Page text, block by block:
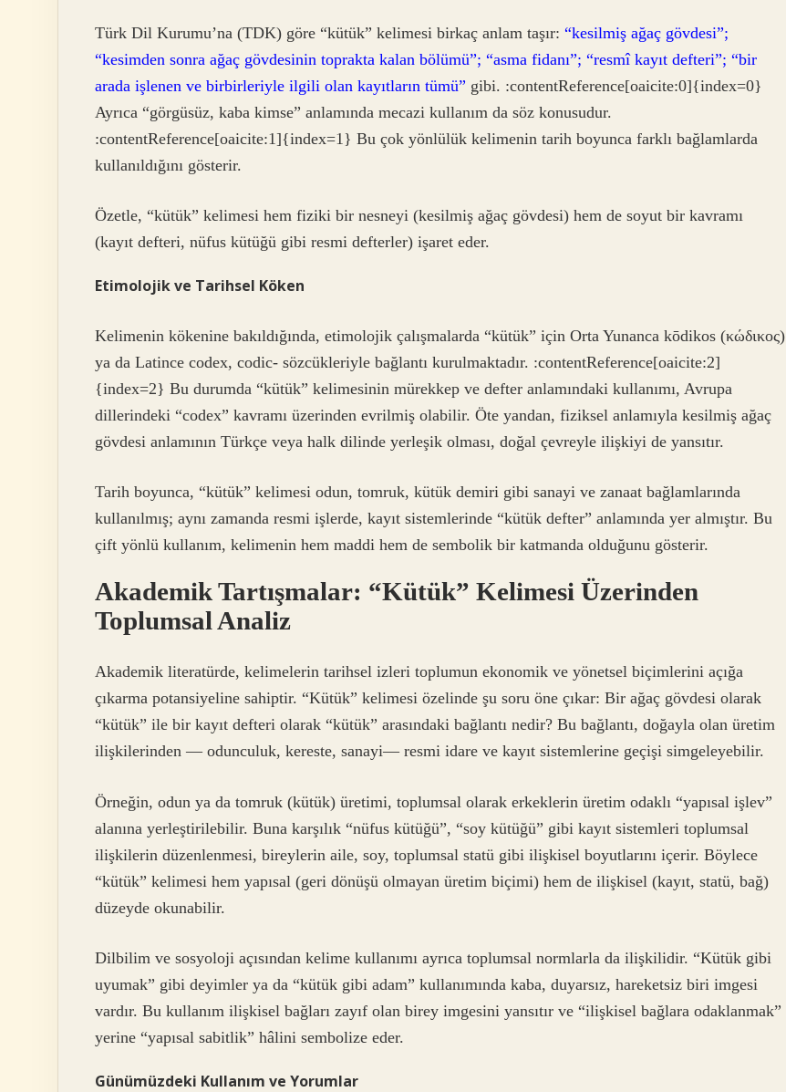
Türk Dil Kurumu’na (TDK) göre “kütük” kelimesi birkaç anlam taşır: “kesilmiş ağaç gövdesi”;
“kesimden sonra ağaç gövdesinin toprakta kalan bölümü”; “asma fidanı”; “resmî kayıt defteri”; “bir
arada işlenen ve birbirleriyle ilgili olan kayıtların tümü” gibi. :contentReference[oaicite:0]{index=0}
Ayrıca “görgüsüz, kaba kimse” anlamında mecazi kullanım da söz konusudur.
:contentReference[oaicite:1]{index=1} Bu çok yönlülük kelimenin tarih boyunca farklı bağlamlarda
kullanıldığını gösterir.
Özetle, “kütük” kelimesi hem fiziki bir nesneyi (kesilmiş ağaç gövdesi) hem de soyut bir kavramı
(kayıt defteri, nüfus kütüğü gibi resmi defterler) işaret eder.
Etimolojik ve Tarihsel Köken
Kelimenin kökenine bakıldığında, etimolojik çalışmalarda “kütük” için Orta Yunanca kōdikos (κώδικος)
ya da Latince codex, codic- sözcükleriyle bağlantı kurulmaktadır. :contentReference[oaicite:2]
{index=2} Bu durumda “kütük” kelimesinin mürekkep ve defter anlamındaki kullanımı, Avrupa
dillerindeki “codex” kavramı üzerinden evrilmiş olabilir. Öte yandan, fiziksel anlamıyla kesilmiş ağaç
gövdesi anlamının Türkçe veya halk dilinde yerleşik olması, doğal çevreyle ilişkiyi de yansıtır.
Tarih boyunca, “kütük” kelimesi odun, tomruk, kütük demiri gibi sanayi ve zanaat bağlamlarında
kullanılmış; aynı zamanda resmi işlerde, kayıt sistemlerinde “kütük defter” anlamında yer almıştır. Bu
çift yönlü kullanım, kelimenin hem maddi hem de sembolik bir katmanda olduğunu gösterir.
Akademik Tartışmalar: “Kütük” Kelimesi Üzerinden
Toplumsal Analiz
Akademik literatürde, kelimelerin tarihsel izleri toplumun ekonomik ve yönetsel biçimlerini açığa
çıkarma potansiyeline sahiptir. “Kütük” kelimesi özelinde şu soru öne çıkar: Bir ağaç gövdesi olarak
“kütük” ile bir kayıt defteri olarak “kütük” arasındaki bağlantı nedir? Bu bağlantı, doğayla olan üretim
ilişkilerinden — odunculuk, kereste, sanayi— resmi idare ve kayıt sistemlerine geçişi simgeleyebilir.
Örneğin, odun ya da tomruk (kütük) üretimi, toplumsal olarak erkeklerin üretim odaklı “yapısal işlev”
alanına yerleştirilebilir. Buna karşılık “nüfus kütüğü”, “soy kütüğü” gibi kayıt sistemleri toplumsal
ilişkilerin düzenlenmesi, bireylerin aile, soy, toplumsal statü gibi ilişkisel boyutlarını içerir. Böylece
“kütük” kelimesi hem yapısal (geri dönüşü olmayan üretim biçimi) hem de ilişkisel (kayıt, statü, bağ)
düzeyde okunabilir.
Dilbilim ve sosyoloji açısından kelime kullanımı ayrıca toplumsal normlarla da ilişkilidir. “Kütük gibi
uyumak” gibi deyimler ya da “kütük gibi adam” kullanımında kaba, duyarsız, hareketsiz biri imgesi
vardır. Bu kullanım ilişkisel bağları zayıf olan birey imgesini yansıtır ve “ilişkisel bağlara odaklanmak”
yerine “yapısal sabitlik” hâlini sembolize eder.
Günümüzdeki Kullanım ve Yorumlar